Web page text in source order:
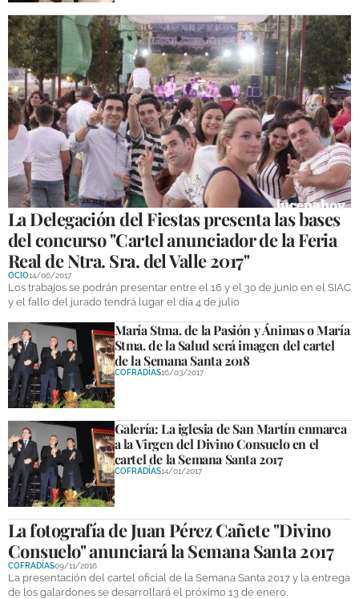
La Delegación del Fiestas presenta las bases
del concurso "Cartel anunciador de la Feria
Real de Ntra. Sra. del Valle 2017"
OCIO14/06/2017
Los trabajos se podrán presentar entre el 16 y el 30 de junio en el SIAC
y el fallo del jurado tendrá lugar el día 4 de julio
María Stma. de la Pasión y Ánimas o María
Stma. de la Salud será imagen del cartel
de la Semana Santa 2018
COFRADÍAS16/03/2017
Galería: La iglesia de San Martín enmarca
a la Virgen del Divino Consuelo en el
cartel de la Semana Santa 2017
COFRADÍAS14/01/2017
La fotografía de Juan Pérez Cañete "Divino
Consuelo" anunciará la Semana Santa 2017
COFRADÍAS09/11/2016
La presentación del cartel oficial de la Semana Santa 2017 y la entrega
de los galardones se desarrollará el próximo 13 de enero.